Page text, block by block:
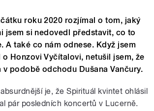
roku 2020 rozjímal o tom, jaký
jsem si nedovedl představit, co to
A také co nám odnese. Když jsem
Honzovi Vyčítalovi, netušil jsem, že
podobě odchodu Dušana Vančury.
je, že Spirituál kvintet ohlásil
pár posledních koncertů v Lucerně.